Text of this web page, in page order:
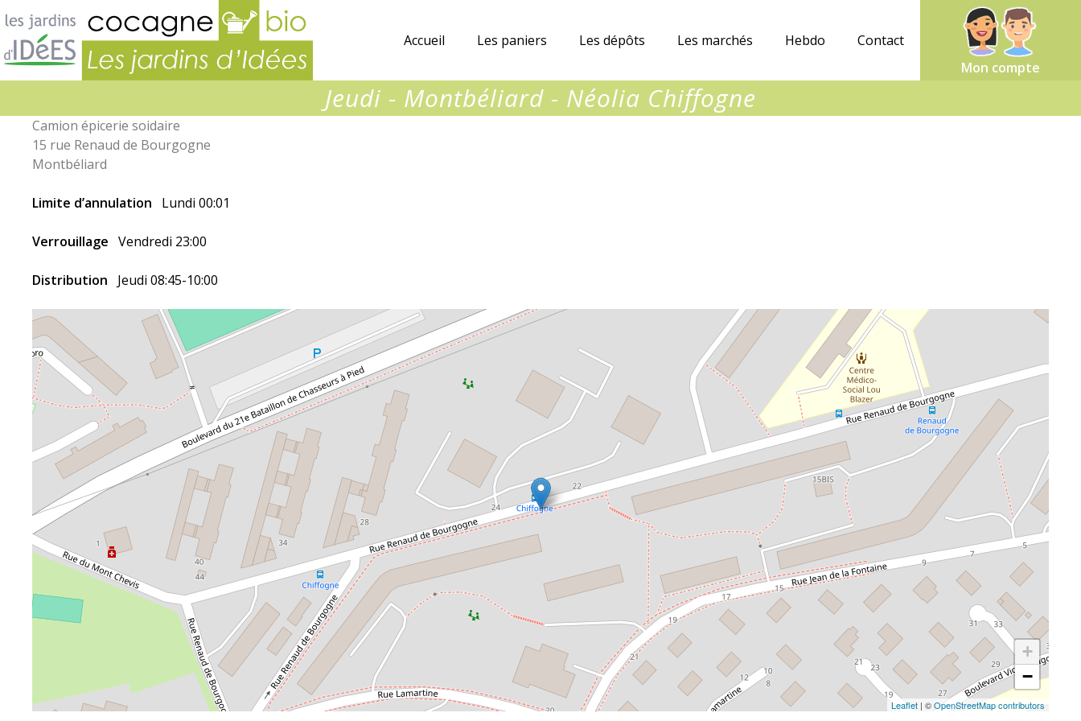
Accueil Les paniers Les dépôts Les marchés Hebdo
Contact
Mon compte
Jeudi - Montbéliard - Néolia Chiffogne
Camion épicerie soidaire
15 rue Renaud de Bourgogne
Montbéliard
Limite d’annulation Lundi 00:01
Verrouillage Vendredi 23:00
Distribution Jeudi 08:45-10:00
+
−
Leaflet | ©OpenStreetMap contributors